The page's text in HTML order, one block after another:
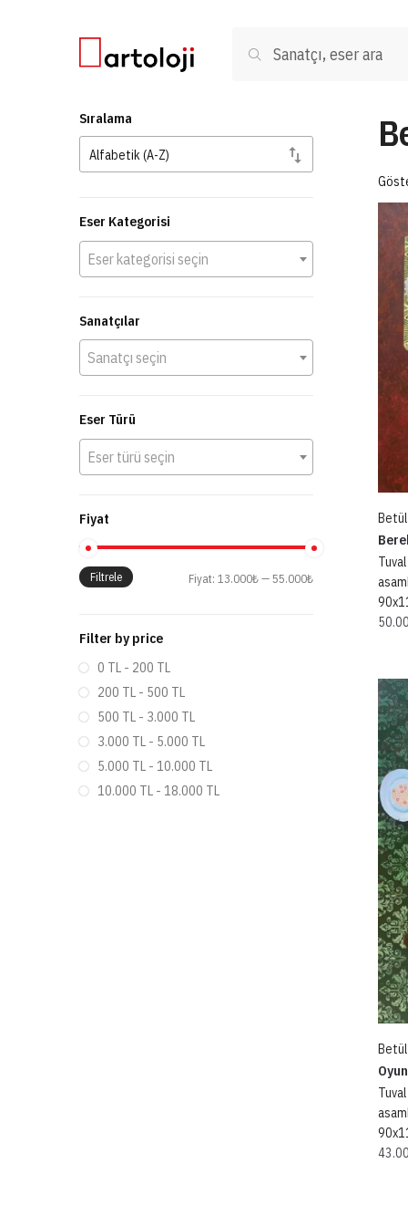
Ara
Betül
Betül
Sıralama
Eser Kategorisi
Eser kategorisi seçin
Sanatçılar
Sanatçı seçin
Eser Türü
Eser türü seçin
Fiyat
Filtrele Fiyat:13.000₺—55.000₺
Filter by price
0 TL - 200 TL
200 TL - 500 TL
500 TL - 3.000 TL
3.000 TL - 5.000 TL
5.000 TL - 10.000 TL
10.000 TL - 18.000 TL